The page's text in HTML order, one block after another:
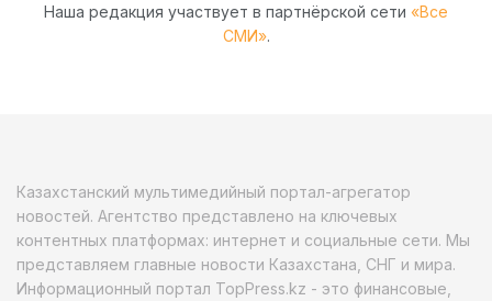
Наша редакция участвует в партнёрской сети «Все
СМИ».
Казахстанский мультимедийный портал-агрегатор
новостей. Агентство представлено на ключевых
контентных платформах: интернет и социальные сети. Мы
представляем главные новости Казахстана, СНГ и мира.
Информационный портал TopPress.kz - это финансовые,